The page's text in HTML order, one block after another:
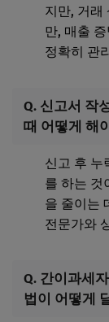
지만, 거래
만, 매출
정확히 관
Q. 신고서 작
때 어떻게 해
신고 후 누
를 하는 것
을 줄이는
전문가와
Q. 간이과세
법이 어떻게